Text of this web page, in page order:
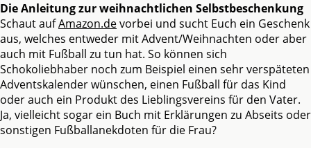
Die Anleitung zur weihnachtlichen Selbstbeschenkung
Schaut aufAmazon.devorbei und sucht Euch ein Geschenk
aus, welches entweder mit Advent/Weihnachten oder aber
auch mit Fußball zu tun hat. So können sich
Schokoliebhaber noch zum Beispiel einen sehr verspäteten
Adventskalender wünschen, einen Fußball für das Kind
oder auch ein Produkt des Lieblingsvereins für den Vater.
Ja, vielleicht sogar ein Buch mit Erklärungen zu Abseits oder
sonstigen Fußballanekdoten für die Frau?